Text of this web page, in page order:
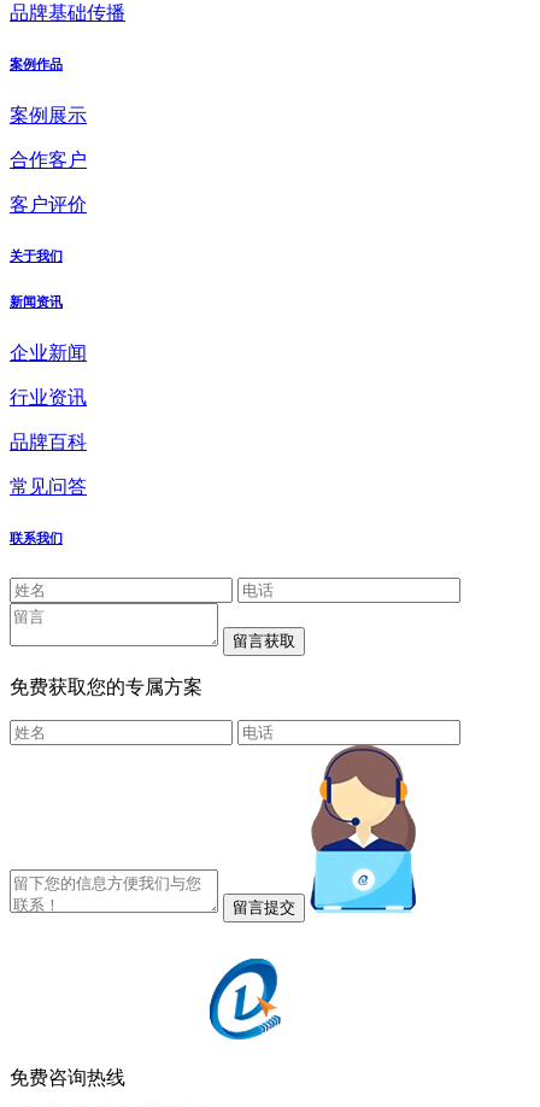
品牌基础传播
案例作品
案例展示
合作客户
客户评价
关于我们
新闻资讯
企业新闻
行业资讯
品牌百科
常见问答
联系我们
免费获取您的专属方案
免费咨询热线